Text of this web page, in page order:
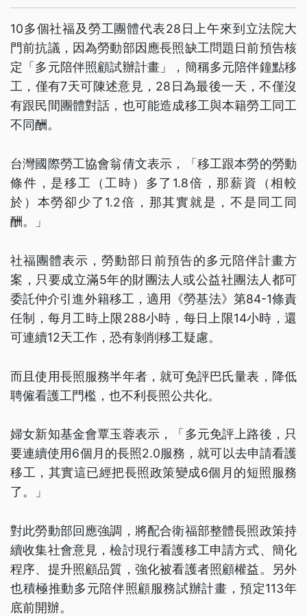
10多個社福及勞工團體代表28日上午來到立法院大
門前抗議，因為勞動部因應長照缺工問題日前預告核
定「多元陪伴照顧試辦計畫」，簡稱多元陪伴鐘點移
工，僅有7天可陳述意見，28日為最後一天，不僅沒
有跟民間團體對話，也可能造成移工與本籍勞工同工
不同酬。
台灣國際勞工協會翁倩文表示，「移工跟本勞的勞動
條件，是移工（工時）多了1.8倍，那薪資（相較
於）本勞卻少了1.2倍，那其實就是，不是同工同
酬。」
社福團體表示，勞動部日前預告的多元陪伴計畫方
案，只要成立滿5年的財團法人或公益社團法人都可
委託仲介引進外籍移工，適用《勞基法》第84-1條責
任制，每月工時上限288小時，每日上限14小時，還
可連續12天工作，恐有剝削移工疑慮。
而且使用長照服務半年者，就可免評巴氏量表，降低
聘僱看護工門檻，也不利長照公共化。
婦女新知基金會覃玉蓉表示，「多元免評上路後，只
要連續使用6個月的長照2.0服務，就可以去申請看護
移工，其實這已經把長照政策變成6個月的短照服務
了。」
對此勞動部回應強調，將配合衛福部整體長照政策持
續收集社會意見，檢討現行看護移工申請方式、簡化
程序、提升照顧品質，強化被看護者照顧權益。另外
也積極推動多元陪伴照顧服務試辦計畫，預定113年
底前開辦。